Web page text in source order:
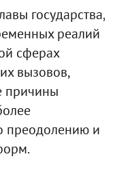
государства,
реалий
сферах
вызовов,
причины
преодолению и